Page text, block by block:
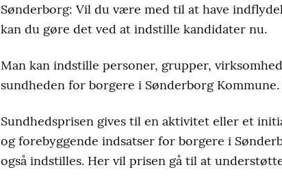
Sønderborg: Vil du være med til at have
kan du gøre det ved at indstille kandidater nu.
Man kan indstille personer, grupper,
sundheden for borgere i Sønderborg
Sundhedsprisen gives til en aktivitet eller et
og forebyggende indsatser for borgere i
også indstilles. Her vil prisen gå til at